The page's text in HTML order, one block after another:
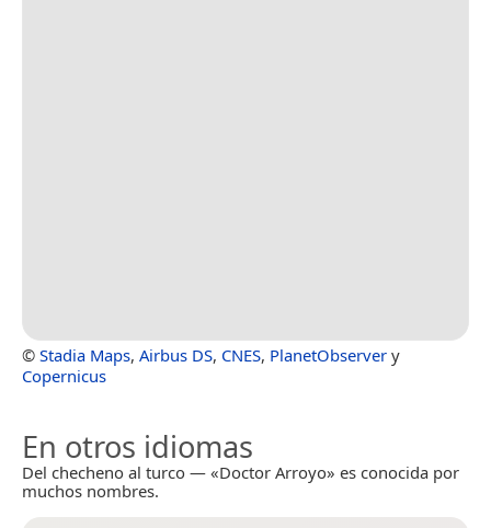
© Stadia Maps, Airbus DS, CNES, PlanetObserver y
Copernicus
En otros idiomas
Del checheno al turco — «Doctor Arroyo» es conocida por
muchos nombres.